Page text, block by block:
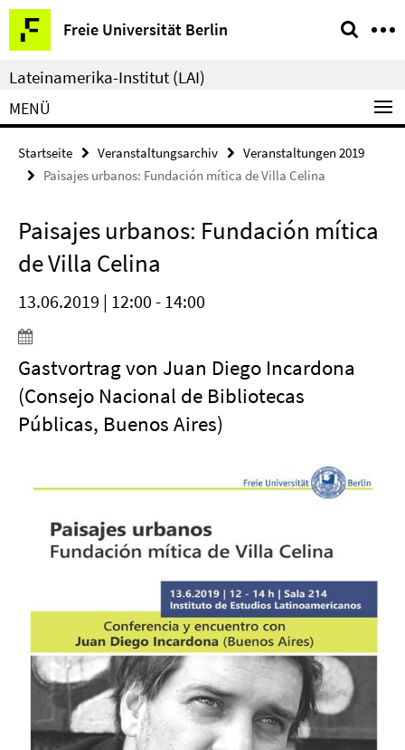
Springe
direkt
zu
Inhalt
Freie Universität Berlin
Service-
Navigation
Lateinamerika-Institut (LAI)
MENÜ
Startseite Veranstaltungsarchiv
Veranstaltungen 2019
Paisajes urbanos: Fundación mítica de Villa Celina
Paisajes urbanos: Fundación mítica
de Villa Celina
13.06.2019 | 12:00 - 14:00
Gastvortrag von Juan Diego Incardona
(Consejo Nacional de Bibliotecas
Públicas, Buenos Aires)